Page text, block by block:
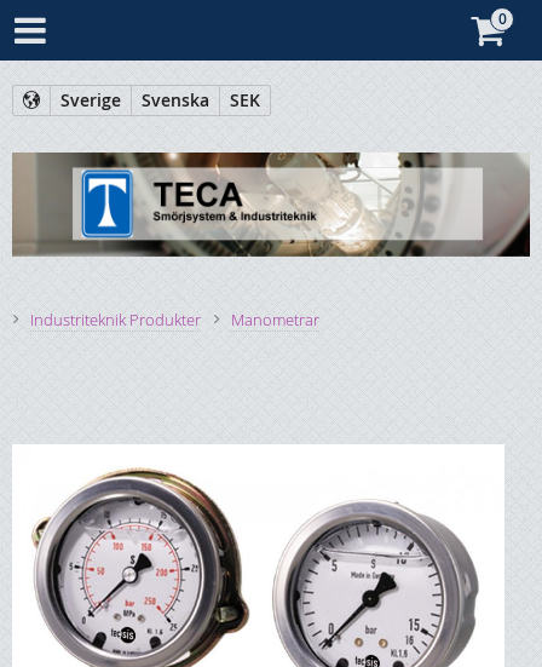
Sverige Svenska SEK
Industriteknik Produkter Manometrar